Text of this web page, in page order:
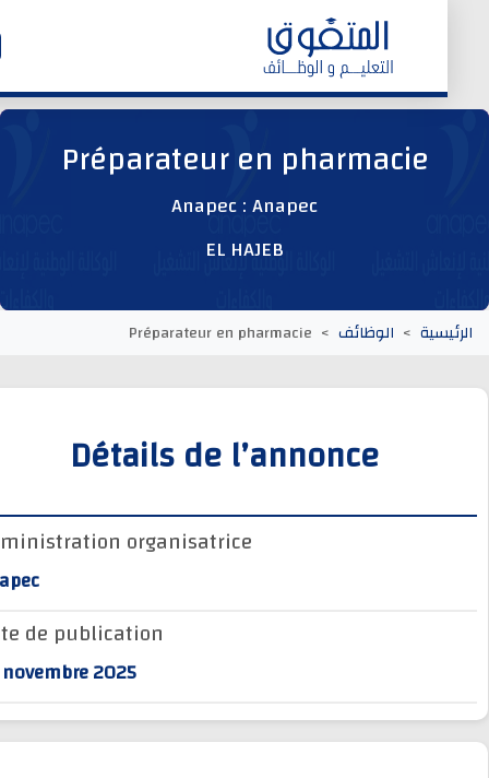
الرئيسية
وظائف عمومية
وظائف المؤسسات و المقاولات العمومية
وظائف مصالح الدولة
Préparateur en pharmacie
Anapec : Anapec
EL HAJEB
الوظائف Préparateur en pharmacie
Détails de l’annonce
Administration organisatrice
Anapec
Date de publication
26 novembre 2025